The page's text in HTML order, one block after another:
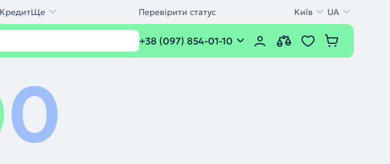
Ще Перевірити статус Київ UA
+38 (097) 854-01-10
0